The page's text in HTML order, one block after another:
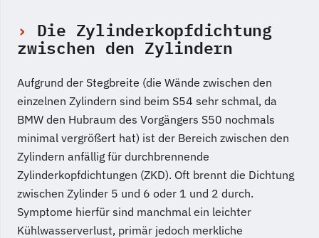
Die Zylinderkopfdichtung
zwischen den Zylindern
Aufgrund der Stegbreite (die Wände zwischen den
einzelnen Zylindern sind beim S54 sehr schmal, da
BMW den Hubraum des Vorgängers S50 nochmals
minimal vergrößert hat) ist der Bereich zwischen den
Zylindern anfällig für durchbrennende
Zylinderkopfdichtungen (ZKD). Oft brennt die Dichtung
zwischen Zylinder 5 und 6 oder 1 und 2 durch.
Symptome hierfür sind manchmal ein leichter
Kühlwasserverlust, primär jedoch merkliche